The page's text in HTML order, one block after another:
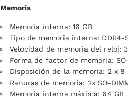
Memoria
Memoria interna: 16 GB
Tipo de memoria interna: DDR4-
Velocidad de memoria del reloj:
Forma de factor de memoria:
Disposición de la memoria: 2 x 8
Ranuras de memoria: 2x SO-
Memoria interna máxima: 64 GB